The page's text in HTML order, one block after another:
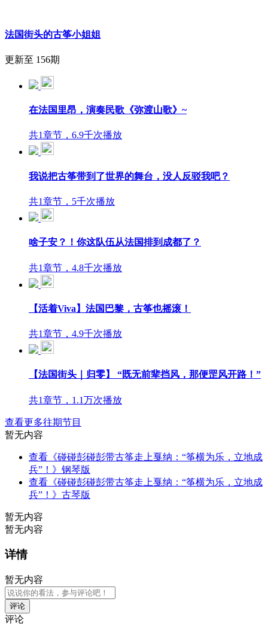
法国街头的古筝小姐姐
更新至 156期
在法国里昂，演奏民歌《弥渡山歌》~
共1章节，6.9千次播放
我说把古筝带到了世界的舞台，没人反驳我吧？
共1章节，5千次播放
啥子安？！你这队伍从法国排到成都了？
共1章节，4.8千次播放
【活着Viva】法国巴黎，古筝也摇滚！
共1章节，4.9千次播放
【法国街头｜归零】 “既无前辈挡风，那便罡风开路！”
共1章节，1.1万次播放
查看更多往期节目
暂无内容
查看《碰碰彭碰彭带古筝走上戛纳：“筝横为乐，立地成
兵”！》钢琴版
查看《碰碰彭碰彭带古筝走上戛纳：“筝横为乐，立地成
兵”！》古琴版
暂无内容
暂无内容
详情
暂无内容
评论
评论